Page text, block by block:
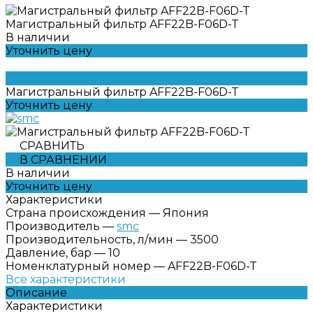
Магистральный фильтр AFF22B-F06D-Т
В наличии
Уточнить цену
Магистральный фильтр AFF22B-F06D-Т
Уточнить цену
СРАВНИТЬ
В СРАВНЕНИИ
В наличии
Уточнить цену
Характеристики
Страна происхождения — Япония
Производитель — smc
Производительность, л/мин — 3500
Давление, бар — 10
Номенклатурный номер — AFF22B-F06D-Т
Все характеристики
Описание
Характеристики